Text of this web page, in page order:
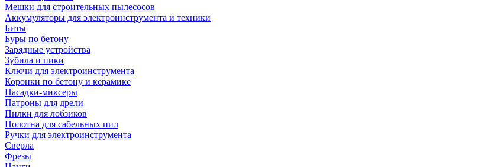
Мешки для строительных пылесосов
Аккумуляторы для электроинструмента и техники
Биты
Буры по бетону
Зарядные устройства
Зубила и пики
Ключи для электроинструмента
Коронки по бетону и керамике
Насадки-миксеры
Патроны для дрели
Пилки для лобзиков
Полотна для сабельных пил
Ручки для электроинструмента
Сверла
Фрезы